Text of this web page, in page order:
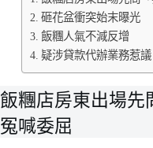
砸花盆衝突始末曝光
飯糰人氣不減反增
疑涉貸款代辦業務惹議
飯糰店房東出場先
冤喊委屈